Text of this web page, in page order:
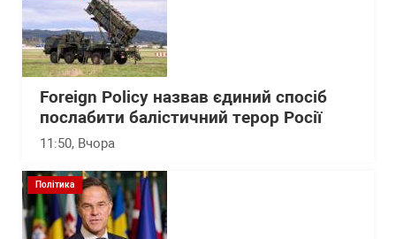
Foreign Policy назвав єдиний спосіб
послабити балістичний терор Росії
11:50, Вчора
Політика